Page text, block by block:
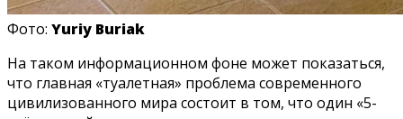
Фото: Yuriy Buriak
На таком информационном фоне может показаться,
что главная «туалетная» проблема современного
цивилизованного мира состоит в том, что один «5-